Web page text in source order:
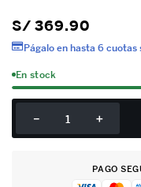
S/ 369.90
Págalo en hasta 6 cuotas
En stock
＋
－
PAGO